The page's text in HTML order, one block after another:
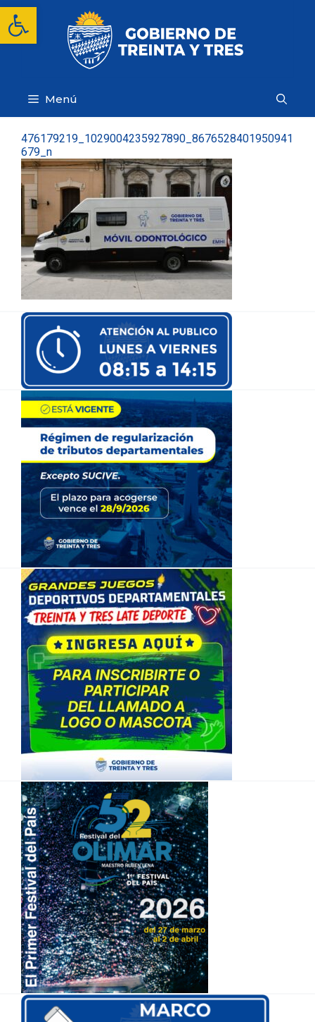
Abrir barra de herramientas
Saltar
contenido
Menú
476179219_1029004235927890_8676528401950941
679_n